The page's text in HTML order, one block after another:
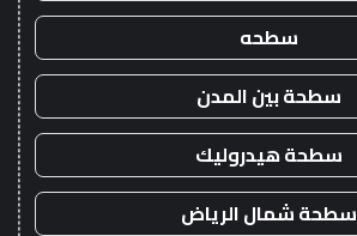
سطحه
سطحة بين المدن
سطحة هيدروليك
سطحة شمال الرياض